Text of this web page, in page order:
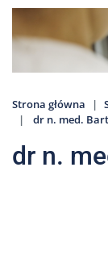
Strefa
Pacjenta
O
nas
Marki
AHP
Strona główna
dr n. med.
dr n.